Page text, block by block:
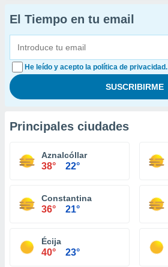
El Tiempo en tu email
He leído y acepto la política de privacidad.
Principales ciudades
Aznalcóllar
38° 22°
Constantina
36° 21°
Écija
40° 23°